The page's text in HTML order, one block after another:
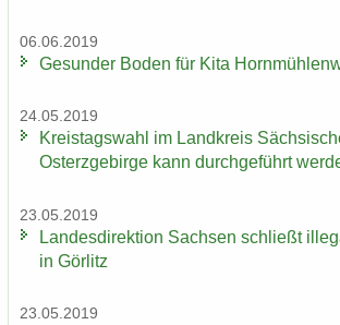
06.06.2019
Ge­sun­der Boden für Kita
24.05.2019
Kreis­tags­wahl im Land­kreis
Osterzgebirge kann durch­ge­führt
23.05.2019
Lan­des­di­rek­ti­on Sach­sen schließt
in Gör­litz
23.05.2019